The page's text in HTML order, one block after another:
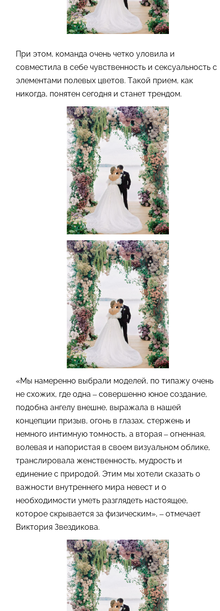
При этом, команда очень четко уловила и
совместила в себе чувственность и сексуальность с
элементами полевых цветов. Такой прием, как
никогда, понятен сегодня и станет трендом.
«Мы намеренно выбрали моделей, по типажу очень
не схожих, где одна – совершенно юное создание,
подобна ангелу внешне, выражала в нашей
концепции призыв, огонь в глазах, стержень и
немного интимную томность, а вторая – огненная,
волевая и напористая в своем визуальном облике,
транслировала женственность, мудрость и
единение с природой. Этим мы хотели сказать о
важности внутреннего мира невест и о
необходимости уметь разглядеть настоящее,
которое скрывается за физическим», – отмечает
Виктория Звездикова.